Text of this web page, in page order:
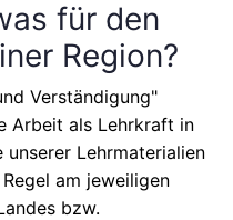
für den
Region?
Verständigung"
Arbeit als Lehrkraft in
unserer Lehrmaterialien
am jeweiligen
bzw.